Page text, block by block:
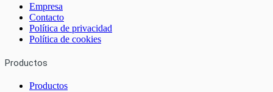
Empresa
Contacto
Política de privacidad
Política de cookies
Productos
Productos